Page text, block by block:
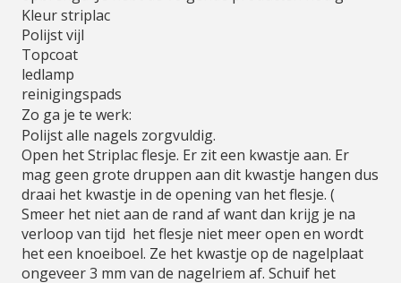
Kleur striplac
Polijst vijl
Topcoat
ledlamp
reinigingspads
Zo ga je te werk:
Polijst alle nagels zorgvuldig.
Open het Striplac flesje. Er zit een kwastje aan. Er
mag geen grote druppen aan dit kwastje hangen dus
draai het kwastje in de opening van het flesje. (
Smeer het niet aan de rand af want dan krijg je na
verloop van tijd het flesje niet meer open en wordt
het een knoeiboel. Ze het kwastje op de nagelplaat
ongeveer 3 mm van de nagelriem af. Schuif het